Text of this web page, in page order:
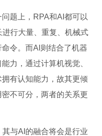
题上，RPA和AI都可以
行大量、重复、机械式
令。而AI则结合了机器
力，通过计算机视觉、
有认知能力，故其更倾
不可分，两者的关系更
与AI的融合将会是行业